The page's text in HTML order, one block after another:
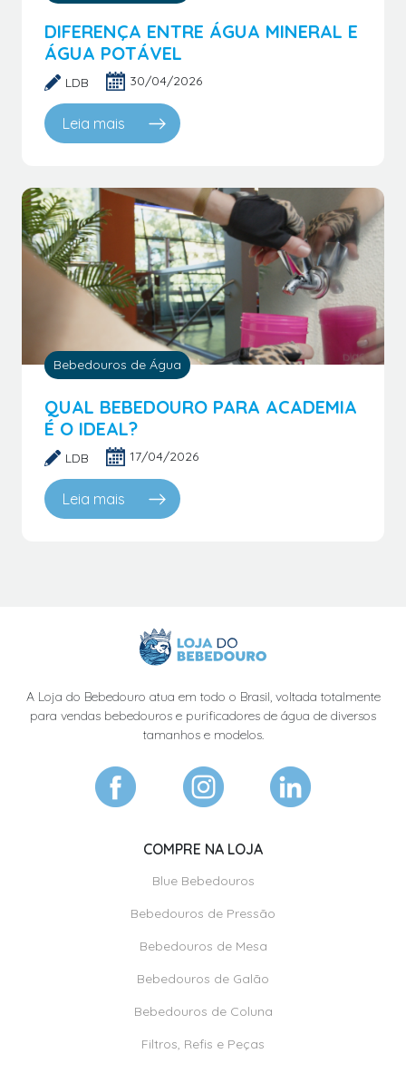
DIFERENÇA ENTRE ÁGUA MINERAL E
ÁGUA POTÁVEL
LDB 30/04/2026
Leia mais
Bebedouros de Água
QUAL BEBEDOURO PARA ACADEMIA
É O IDEAL?
LDB 17/04/2026
Leia mais
A Loja do Bebedouro atua em todo o Brasil, voltada totalmente
para vendas bebedouros e purificadores de água de diversos
tamanhos e modelos.
COMPRE NA LOJA
Blue Bebedouros
Bebedouros de Pressão
Bebedouros de Mesa
Bebedouros de Galão
Bebedouros de Coluna
Filtros, Refis e Peças